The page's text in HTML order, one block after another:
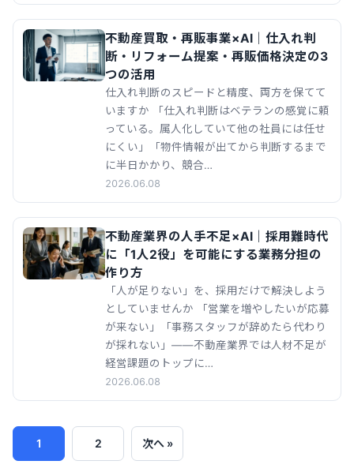
不動産買取・再販事業×AI｜仕入れ判
断・リフォーム提案・再販価格決定の3
つの活用
仕入れ判断のスピードと精度、両方を保てて
いますか 「仕入れ判断はベテランの感覚に頼
っている。属人化していて他の社員には任せ
にくい」「物件情報が出てから判断するまで
に半日かかり、競合…
2026.06.08
不動産業界の人手不足×AI｜採用難時代
に「1人2役」を可能にする業務分担の
作り方
「人が足りない」を、採用だけで解決しよう
としていませんか 「営業を増やしたいが応募
が来ない」「事務スタッフが辞めたら代わり
が採れない」——不動産業界では人材不足が
経営課題のトップに…
2026.06.08
1 2 次へ »